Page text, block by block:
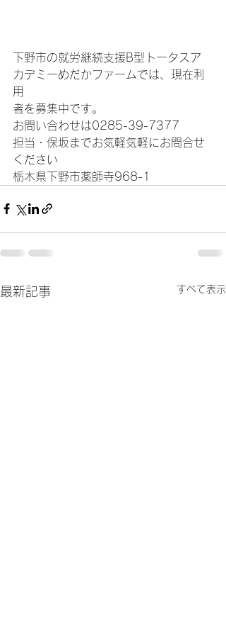
下野市の就労継続支援B型トータスア
カデミーめだかファームでは、現在利
用
者を募集中です。
お問い合わせは0285-39-7377
担当・保坂までお気軽気軽にお問合せ
ください
栃木県下野市薬師寺968-1
最新記事 すべて表示